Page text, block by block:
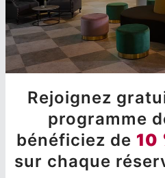
Rejoignez
programme
bénéficiez de 10
sur chaque